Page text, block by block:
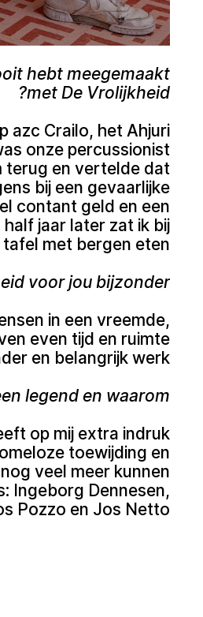
hebt meegemaakt
met De Vrolijkheid?
azc Crailo, het Ahjuri
onze percussionist
terug en vertelde dat
bij een gevaarlijke
contant geld en een
jaar later zat ik bij
met bergen eten.
voor jou bijzonder?
in een vreemde,
even tijd en ruimte
en belangrijk werk.
legend en waarom?
op mij extra indruk
toewijding en
veel meer kunnen
Ingeborg Dennesen,
Pozzo en Jos Netto.